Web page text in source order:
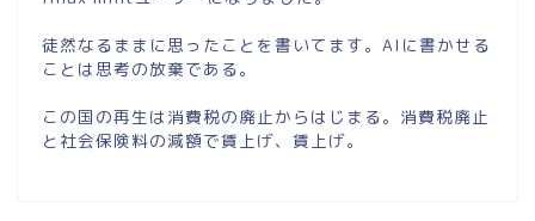
徒然なるままに思ったことを書いてます。AIに書かせる
ことは思考の放棄である。
この国の再生は消費税の廃止からはじまる。消費税廃止
と社会保険料の減額で賃上げ、賃上げ。